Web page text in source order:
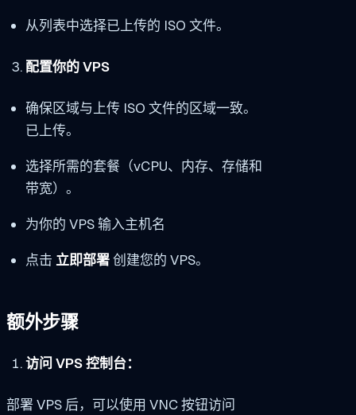
从列表中选择已上传的 ISO 文件。
配置你的 VPS
确保区域与上传 ISO 文件的区域一致。
已上传。
选择所需的套餐（vCPU、内存、存储和
带宽）。
为你的 VPS 输入主机名
点击 立即部署创建您的 VPS。
额外步骤
访问 VPS 控制台：
部署 VPS 后，可以使用 VNC 按钮访问